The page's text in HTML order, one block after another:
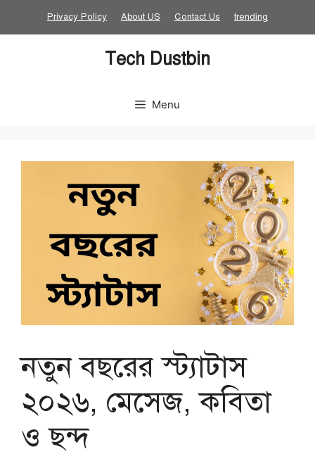
Privacy Policy About US Contact Us trending
Tech Dustbin
Menu
নতুন বছরের স্ট্যাটাস
২০২৬, মেসেজ, কবিতা
ও ছন্দ